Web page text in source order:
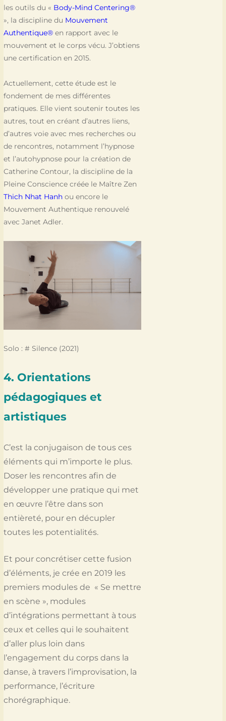
les outils du « Body-Mind Centering®
», la discipline du Mouvement
Authentique® en rapport avec le
mouvement et le corps vécu. J’obtiens
une certification en 2015.
Actuellement, cette étude est le
fondement de mes différentes
pratiques. Elle vient soutenir toutes les
autres, tout en créant d’autres liens,
d’autres voie avec mes recherches ou
de rencontres, notamment l’hypnose
et l’autohypnose pour la création de
Catherine Contour, la discipline de la
Pleine Conscience créée le Maître Zen
Thich Nhat Hanh ou encore le
Mouvement Authentique renouvelé
avec Janet Adler.
Solo : # Silence (2021)
4. Orientations
pédagogiques et
artistiques
C’est la conjugaison de tous ces
éléments qui m’importe le plus.
Doser les rencontres afin de
développer une pratique qui met
en œuvre l’être dans son
entièreté, pour en décupler
toutes les potentialités.
Et pour concrétiser cette fusion
d’éléments, je crée en 2019 les
premiers modules de « Se mettre
en scène », modules
d’intégrations permettant à tous
ceux et celles qui le souhaitent
d’aller plus loin dans
l’engagement du corps dans la
danse, à travers l’improvisation, la
performance, l’écriture
chorégraphique.